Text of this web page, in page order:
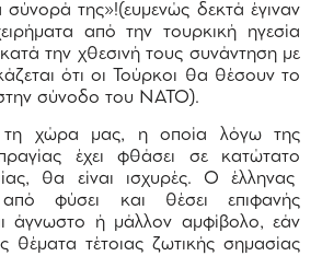
της»!(ευμενώς δεκτά έγιναν
από την τουρκική ηγεσία
την χθεσινή τους συνάντηση με
ότι οι Τούρκοι θα θέσουν το
σύνοδο του ΝΑΤΟ).
τη χώρα μας, η οποία λόγω της
έχει φθάσει σε κατώτατο
θα είναι ισχυρές. Ο έλληνας
φύσει και θέσει επιφανής
άγνωστο ή μάλλον αμφίβολο, εάν
θέματα τέτοιας ζωτικής σημασίας